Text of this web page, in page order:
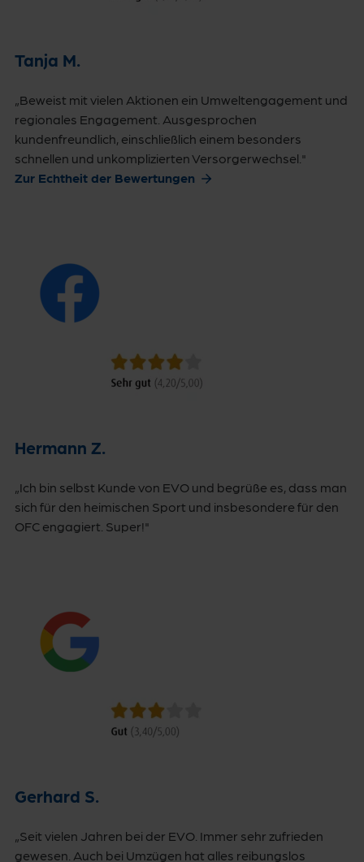
Tanja M.
„Beweist mit vielen Aktionen ein Umweltengagement und
regionales Engagement. Ausgesprochen
kundenfreundlich, einschließlich einem besonders
schnellen und unkomplizierten Versorgerwechsel."
Zur Echtheit der Bewertungen
Hermann Z.
„Ich bin selbst Kunde von EVO und begrüße es, dass man
sich für den heimischen Sport und insbesondere für den
OFC engagiert. Super!"
Gerhard S.
„Seit vielen Jahren bei der EVO. Immer sehr zufrieden
gewesen. Auch bei Umzügen hat alles reibungslos